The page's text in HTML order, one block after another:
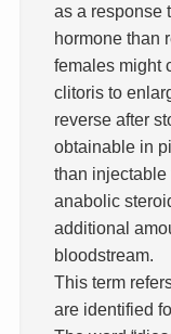
as a response
hormone than
females might
clitoris to
reverse after
obtainable in
than injectable
anabolic
additional
bloodstream.
This term
are identified